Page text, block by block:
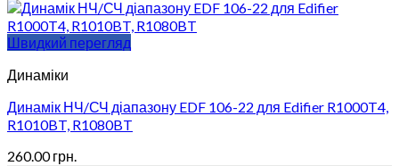
Швидкий перегляд
Динаміки
Динамік НЧ/СЧ діапазону EDF 106-22 для Edifier R1000T4,
R1010BT, R1080BT
260.00грн.